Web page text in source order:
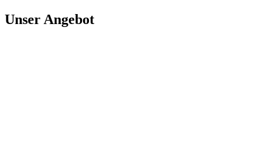
Unser Angebot